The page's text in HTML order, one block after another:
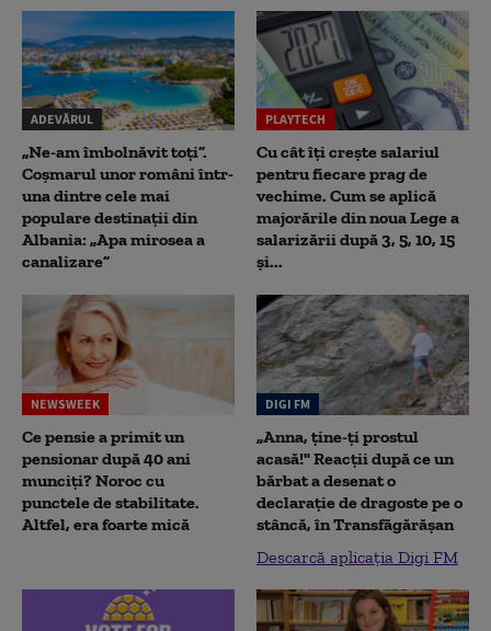
ADEVĂRUL
„Ne-am îmbolnăvit toți”.
Coșmarul unor români într-
una dintre cele mai
populare destinații din
Albania: „Apa mirosea a
canalizare”
PLAYTECH
Cu cât îți crește salariul
pentru fiecare prag de
vechime. Cum se aplică
majorările din noua Lege a
salarizării după 3, 5, 10, 15
și...
NEWSWEEK
Ce pensie a primit un
pensionar după 40 ani
munciți? Noroc cu
punctele de stabilitate.
Altfel, era foarte mică
DIGI FM
„Anna, ţine-ţi prostul
acasă!" Reacţii după ce un
bărbat a desenat o
declaraţie de dragoste pe o
stâncă, în Transfăgărăşan
Descarcă aplicația Digi FM